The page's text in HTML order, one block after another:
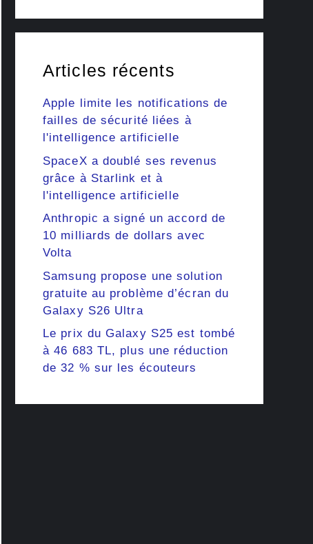
Articles récents
Apple limite les notifications de
failles de sécurité liées à
l'intelligence artificielle
SpaceX a doublé ses revenus
grâce à Starlink et à
l'intelligence artificielle
Anthropic a signé un accord de
10 milliards de dollars avec
Volta
Samsung propose une solution
gratuite au problème d’écran du
Galaxy S26 Ultra
Le prix du Galaxy S25 est tombé
à 46 683 TL, plus une réduction
de 32 % sur les écouteurs